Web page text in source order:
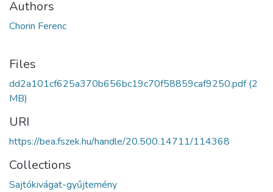
Authors
Chorin Ferenc
Files
dd2a101cf625a370b656bc19c70f58859caf9250.pdf(2
MB)
URI
https://bea.fszek.hu/handle/20.500.14711/114368
Collections
Sajtókivágat-gyűjtemény